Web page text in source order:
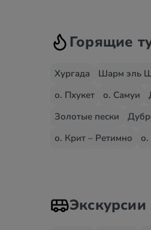
Горящие
Хургада Шарм эль
о. Пхукет
о. Самуи
Золотые пески
о. Крит – Ретимно